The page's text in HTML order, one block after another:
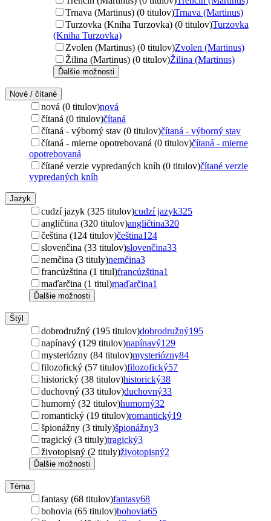
Trnava (Martinus) (0 titulov)Trnava (Martinus)
Turzovka (Kniha Turzovka) (0 titulov)Turzovka
(Kniha Turzovka)
Zvolen (Martinus) (0 titulov)Zvolen (Martinus)
Žilina (Martinus) (0 titulov)Žilina (Martinus)
Ďalšie možnosti
Nové / čítané
nová (0 titulov)nová
čítaná (0 titulov)čítaná
čítaná - výborný stav (0 titulov)čítaná - výborný stav
čítaná - mierne opotrebovaná (0 titulov)čítaná - mierne
opotrebovaná
čítané verzie vypredaných kníh (0 titulov)čítané verzie
vypredaných kníh
Jazyk
cudzí jazyk (325 titulov)cudzí jazyk325
angličtina (320 titulov)angličtina320
čeština (124 titulov)čeština124
slovenčina (33 titulov)slovenčina33
nemčina (3 tituly)nemčina3
francúzština (1 titul)francúzština1
maďarčina (1 titul)maďarčina1
Ďalšie možnosti
Štýl
dobrodružný (195 titulov)dobrodružný195
napínavý (129 titulov)napínavý129
mysteriózny (84 titulov)mysteriózny84
filozofický (57 titulov)filozofický57
historický (38 titulov)historický38
duchovný (33 titulov)duchovný33
humorný (32 titulov)humorný32
romantický (19 titulov)romantický19
špionážny (3 tituly)špionážny3
tragický (3 tituly)tragický3
životopisný (2 tituly)životopisný2
Ďalšie možnosti
Téma
fantasy (68 titulov)fantasy68
bohovia (65 titulov)bohovia65